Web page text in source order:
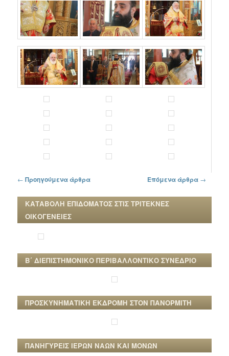
Πλοήγηση στα άρθρα
← Προηγούμενα άρθρα Επόμενα άρθρα →
ΚΑΤΑΒΟΛΗ ΕΠΙΔΟΜΑΤΟΣ ΣΤΙΣ ΤΡΙΤΕΚΝΕΣ
ΟΙΚΟΓΕΝΕΙΕΣ
Β΄ ΔΙΕΠΙΣΤΗΜΟΝΙΚΟ ΠΕΡΙΒΑΛΛΟΝΤΙΚΟ ΣΥΝΕΔΡΙΟ
ΠΡΟΣΚΥΝΗΜΑΤΙΚΗ ΕΚΔΡΟΜΗ ΣΤΟΝ ΠΑΝΟΡΜΙΤΗ
ΠΑΝΗΓΥΡΕΙΣ ΙΕΡΩΝ ΝΑΩΝ ΚΑΙ ΜΟΝΩΝ